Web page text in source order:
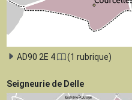
AD90 2E 4 (1 rubrique)
Seigneurie de Delle